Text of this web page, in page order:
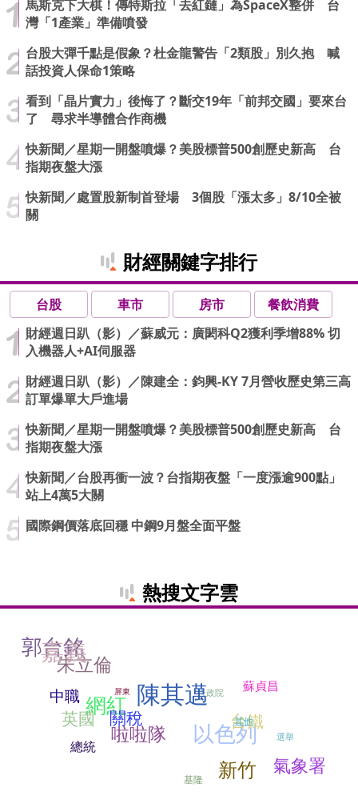
馬斯克下大棋！傳特斯拉「去紅鏈」為SpaceX整併 台
灣「1產業」準備噴發
台股大彈千點是假象？杜金龍警告「2類股」別久抱 喊
話投資人保命1策略
看到「晶片實力」後悔了？斷交19年「前邦交國」要來台
了 尋求半導體合作商機
快新聞／星期一開盤噴爆？美股標普500創歷史新高 台
指期夜盤大漲
快新聞／處置股新制首登場 3個股「漲太多」8/10全被
關
財經關鍵字排行
台股 車市 房市
餐飲消費
財經週日趴（影）／蘇威元：廣閎科Q2獲利季增88% 切
入機器人+AI伺服器
財經週日趴（影）／陳建全：鈞興-KY 7月營收歷史第三高
訂單爆單大戶進場
快新聞／星期一開盤噴爆？美股標普500創歷史新高 台
指期夜盤大漲
快新聞／台股再衝一波？台指期夜盤「一度漲逾900點」
站上4萬5大關
國際鋼價落底回穩 中鋼9月盤全面平盤
熱搜文字雲
網紅
總統 以色列
啦啦隊
蘇貞昌
基隆
行政院
台鐵
其他
郭台銘
氣象署
英國
新竹
關稅
中職
朱立倫
陳其邁
屏東
嘉義
選舉